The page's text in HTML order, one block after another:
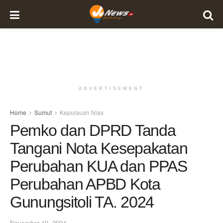
ADVERTISEMENT
Home Sumut Kepulauan Nias
Pemko dan DPRD Tanda
Tangani Nota Kesepakatan
Perubahan KUA dan PPAS
Perubahan APBD Kota
Gunungsitoli TA. 2024